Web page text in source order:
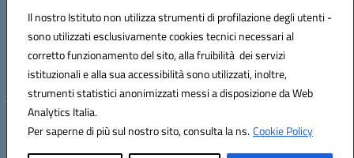
Il nostro Istituto non utilizza strumenti di profilazione degli utenti -
sono utilizzati esclusivamente cookies tecnici necessari al
corretto funzionamento del sito, alla fruibilità dei servizi
istituzionali e alla sua accessibilità sono utilizzati, inoltre,
strumenti statistici anonimizzati messi a disposizione da Web
Analytics Italia.
Per saperne di più sul nostro sito, consulta la ns.Cookie Policy
Indirizzo: VIA BRECCIAME, 46 - 81024 MADDALONI (CE)
Mail: CEIC8AU001@istruzione.it - Pec: CEIC8AU001@pec.istruzione.it -
Telefono: 0823408721
Meccanografico: CEIC8AU001
Codice fiscale: 93086080616
Hosting & Powered by 3D Solution S.r.l.
Concept & Design by Designers Italia